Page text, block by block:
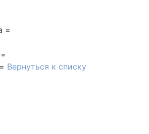
=
Вернуться к списку